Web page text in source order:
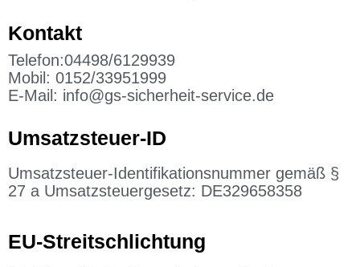
Kontakt
Telefon:04498/6129939
Mobil: 0152/33951999
E-Mail: info@gs-sicherheit-service.de
Umsatzsteuer-ID
Umsatzsteuer-Identifikationsnummer gemäß §
27 a Umsatzsteuergesetz: DE329658358
EU-Streitschlichtung